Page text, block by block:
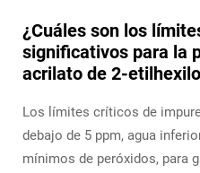
¿Cuáles son los
significativos para la
acrilato de 2-
Los límites críticos de
debajo de 5 ppm, agua
mínimos de peróxidos, para